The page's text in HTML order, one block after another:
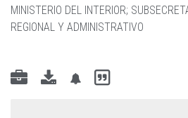
MINISTERIO DEL INTERIOR;
REGIONAL Y ADMINISTRATIVO